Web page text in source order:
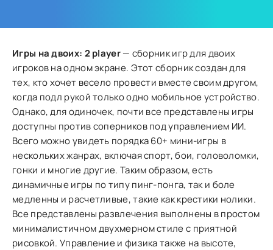
Игры на двоих: 2 player— сборник игр для двоих
игроков на одном экране. Этот сборник создан для
тех, кто хочет весело провести вместе своим другом,
когда подл рукой только одно мобильное устройство.
Однако, для одиночек, почти все представлены игры
доступны против соперников под управлением ИИ.
Всего можно увидеть порядка 60+ мини-игры в
нескольких жанрах, включая спорт, бои, головоломки,
гонки и многие другие. Таким образом, есть
динамичные игры по типу пинг-понга, так и боле
медленны и расчетливые, такие как крестики нолики.
Все представлены развлечения выполнены в простом
минималистичном двухмерном стиле с приятной
рисовкой. Управление и физика также на высоте,